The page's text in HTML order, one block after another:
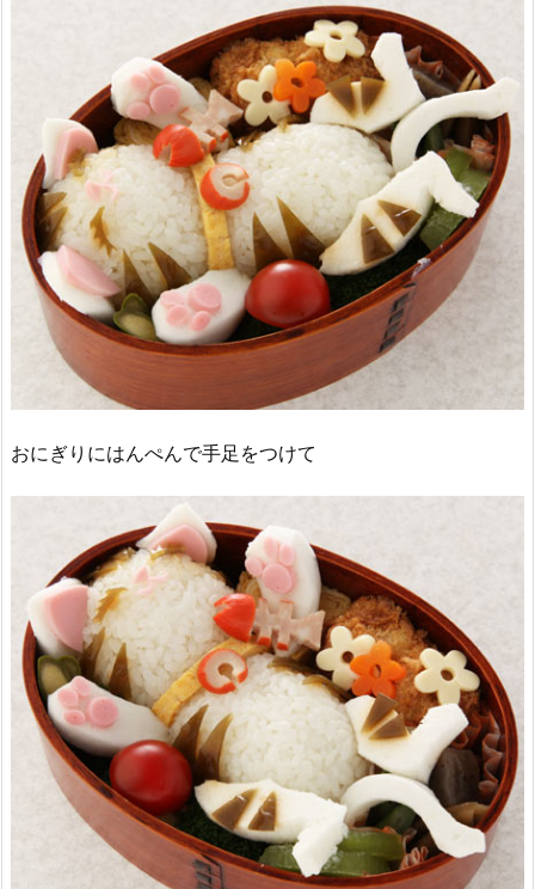
おにぎりにはんぺんで手足をつけて